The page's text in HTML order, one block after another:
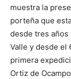
muestra la
porteña que
desde tres años
Valle y desde el
primera
Ortiz de